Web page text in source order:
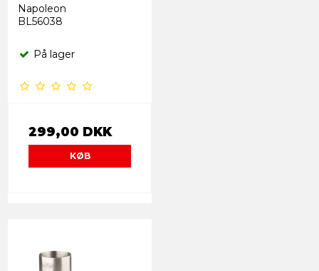
Napoleon
BL56038
På lager
299,00 DKK
KØB